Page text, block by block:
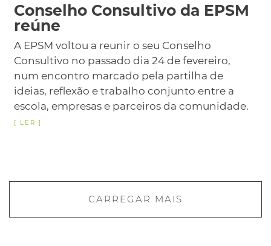
Conselho Consultivo da EPSM
reúne
A EPSM voltou a reunir o seu Conselho
Consultivo no passado dia 24 de fevereiro,
num encontro marcado pela partilha de
ideias, reflexão e trabalho conjunto entre a
escola, empresas e parceiros da comunidade.
CARREGAR MAIS